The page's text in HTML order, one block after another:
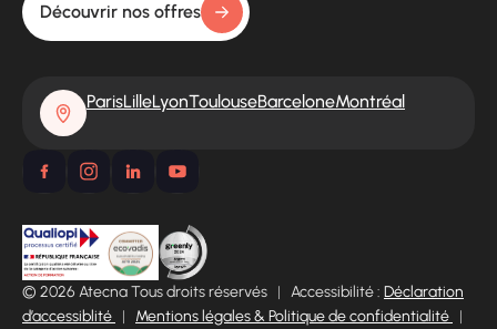
Découvrir nos offres
ParisLilleLyonToulouseBarceloneMontréal
© 2026 Atecna Tous droits réservés | Accessibilité : Déclaration
d’accessiblité | Mentions légales & Politique de confidentialité |